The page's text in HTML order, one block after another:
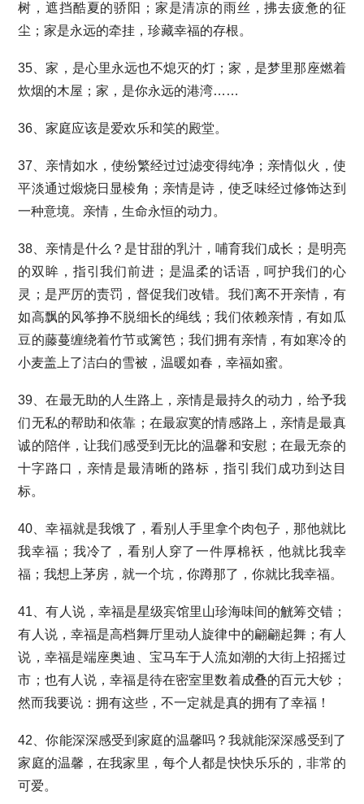
树，遮挡酷夏的骄阳；家是清凉的雨丝，拂去疲惫的征
尘；家是永远的牵挂，珍藏幸福的存根。
35、家，是心里永远也不熄灭的灯；家，是梦里那座燃着
炊烟的木屋；家，是你永远的港湾……
36、家庭应该是爱欢乐和笑的殿堂。
37、亲情如水，使纷繁经过过滤变得纯净；亲情似火，使
平淡通过煅烧日显棱角；亲情是诗，使乏味经过修饰达到
一种意境。亲情，生命永恒的动力。
38、亲情是什么？是甘甜的乳汁，哺育我们成长；是明亮
的双眸，指引我们前进；是温柔的话语，呵护我们的心
灵；是严厉的责罚，督促我们改错。我们离不开亲情，有
如高飘的风筝挣不脱细长的绳线；我们依赖亲情，有如瓜
豆的藤蔓缠绕着竹节或篱笆；我们拥有亲情，有如寒冷的
小麦盖上了洁白的雪被，温暖如春，幸福如蜜。
39、在最无助的人生路上，亲情是最持久的动力，给予我
们无私的帮助和依靠；在最寂寞的情感路上，亲情是最真
诚的陪伴，让我们感受到无比的温馨和安慰；在最无奈的
十字路口，亲情是最清晰的路标，指引我们成功到达目
标。
40、幸福就是我饿了，看别人手里拿个肉包子，那他就比
我幸福；我冷了，看别人穿了一件厚棉袄，他就比我幸
福；我想上茅房，就一个坑，你蹲那了，你就比我幸福。
41、有人说，幸福是星级宾馆里山珍海味间的觥筹交错；
有人说，幸福是高档舞厅里动人旋律中的翩翩起舞；有人
说，幸福是端座奥迪、宝马车于人流如潮的大街上招摇过
市；也有人说，幸福是待在密室里数着成叠的百元大钞；
然而我要说：拥有这些，不一定就是真的拥有了幸福！
42、你能深深感受到家庭的温馨吗？我就能深深感受到了
家庭的温馨，在我家里，每个人都是快快乐乐的，非常的
可爱。